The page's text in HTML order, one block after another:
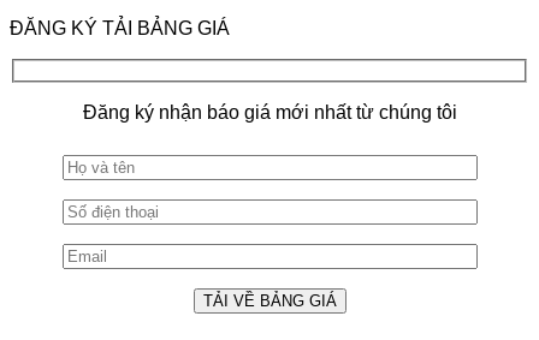
ĐĂNG KÝ TẢI BẢNG GIÁ
Đăng ký nhận báo giá mới nhất từ chúng tôi